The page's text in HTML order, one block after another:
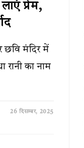
प्रेम,
छवि मंदिर में
रानी का नाम
26 दिसम्बर, 2025